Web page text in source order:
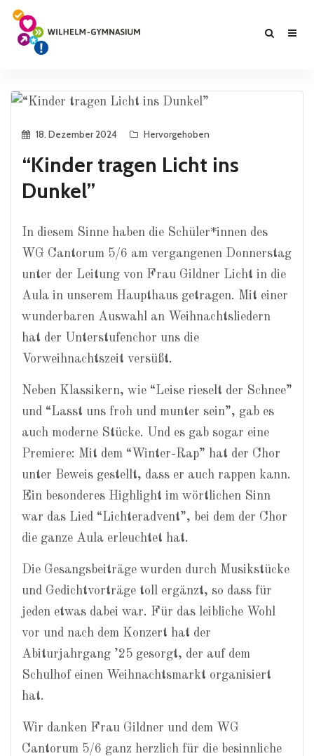
18. Dezember 2024 Hervorgehoben
“Kinder tragen Licht ins
Dunkel”
In diesem Sinne haben die Schüler*innen des
WG Cantorum 5/6 am vergangenen Donnerstag
unter der Leitung von Frau Gildner Licht in die
Aula in unserem Haupthaus getragen. Mit einer
wunderbaren Auswahl an Weihnachtsliedern
hat der Unterstufenchor uns die
Vorweihnachtszeit versüßt.
Neben Klassikern, wie “Leise rieselt der Schnee”
und “Lasst uns froh und munter sein”, gab es
auch moderne Stücke. Und es gab sogar eine
Premiere: Mit dem “Winter-Rap” hat der Chor
unter Beweis gestellt, dass er auch rappen kann.
Ein besonderes Highlight im wörtlichen Sinn
war das Lied “Lichteradvent”, bei dem der Chor
die ganze Aula erleuchtet hat.
Die Gesangsbeiträge wurden durch Musikstücke
und Gedichtvorträge toll ergänzt, so dass für
jeden etwas dabei war. Für das leibliche Wohl
vor und nach dem Konzert hat der
Abiturjahrgang ’25 gesorgt, der auf dem
Schulhof einen Weihnachtsmarkt organisiert
hat.
Wir danken Frau Gildner und dem WG
Cantorum 5/6 ganz herzlich für die besinnliche